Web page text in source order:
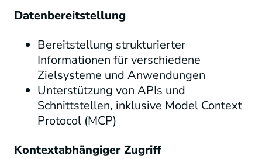
Datenbereitstellung
Bereitstellung strukturierter
Informationen für verschiedene
Zielsysteme und Anwendungen
Unterstützung von APIs und
Schnittstellen, inklusive Model Context
Protocol (MCP)
Kontextabhängiger Zugriff